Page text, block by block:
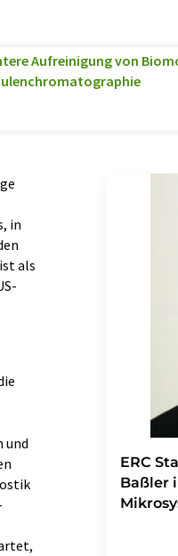
Aufreinigung von
in
als
und
ERC
Baßler